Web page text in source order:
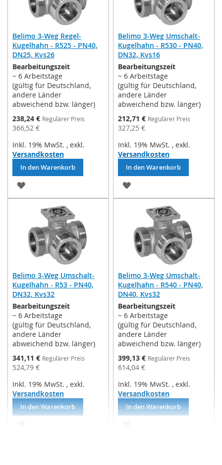
Belimo 3-Weg Regel-
Kugelhahn - R525 - PN40,
DN25, Kvs26
Bearbeitungszeit
~ 6 Arbeitstage
(gültig für Deutschland,
andere Länder
abweichend bzw. länger)
Sonderpreis
238,24 € Regulärer Preis
366,52 €
Inkl. 19% MwSt. , exkl.
Versandkosten
In den Warenkorb
ZUR
WUNSCHLISTE
HINZUFÜGEN
Belimo 3-Weg Umschalt-
Kugelhahn - R530 - PN40,
DN32, Kvs16
Bearbeitungszeit
~ 6 Arbeitstage
(gültig für Deutschland,
andere Länder
abweichend bzw. länger)
Sonderpreis
212,71 € Regulärer Preis
327,25 €
Inkl. 19% MwSt. , exkl.
Versandkosten
In den Warenkorb
ZUR
WUNSCHLISTE
HINZUFÜGEN
Belimo 3-Weg Umschalt-
Kugelhahn - R53 - PN40,
DN32, Kvs32
Bearbeitungszeit
~ 6 Arbeitstage
(gültig für Deutschland,
andere Länder
abweichend bzw. länger)
Sonderpreis
341,11 € Regulärer Preis
524,79 €
Inkl. 19% MwSt. , exkl.
Versandkosten
In den Warenkorb
Belimo 3-Weg Umschalt-
Kugelhahn - R540 - PN40,
DN40, Kvs32
Bearbeitungszeit
~ 6 Arbeitstage
(gültig für Deutschland,
andere Länder
abweichend bzw. länger)
Sonderpreis
399,13 € Regulärer Preis
614,04 €
Inkl. 19% MwSt. , exkl.
Versandkosten
In den Warenkorb